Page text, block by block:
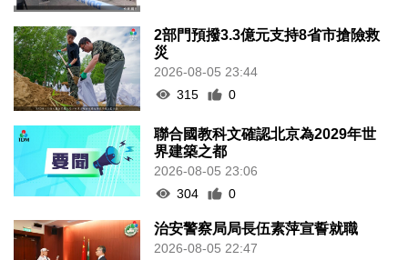
2部門預撥3.3億元支持8省市搶險救
災
2026-08-05 23:44
315
0
聯合國教科文確認北京為2029年世
界建築之都
2026-08-05 23:06
304
0
治安警察局局長伍素萍宣誓就職
2026-08-05 22:47